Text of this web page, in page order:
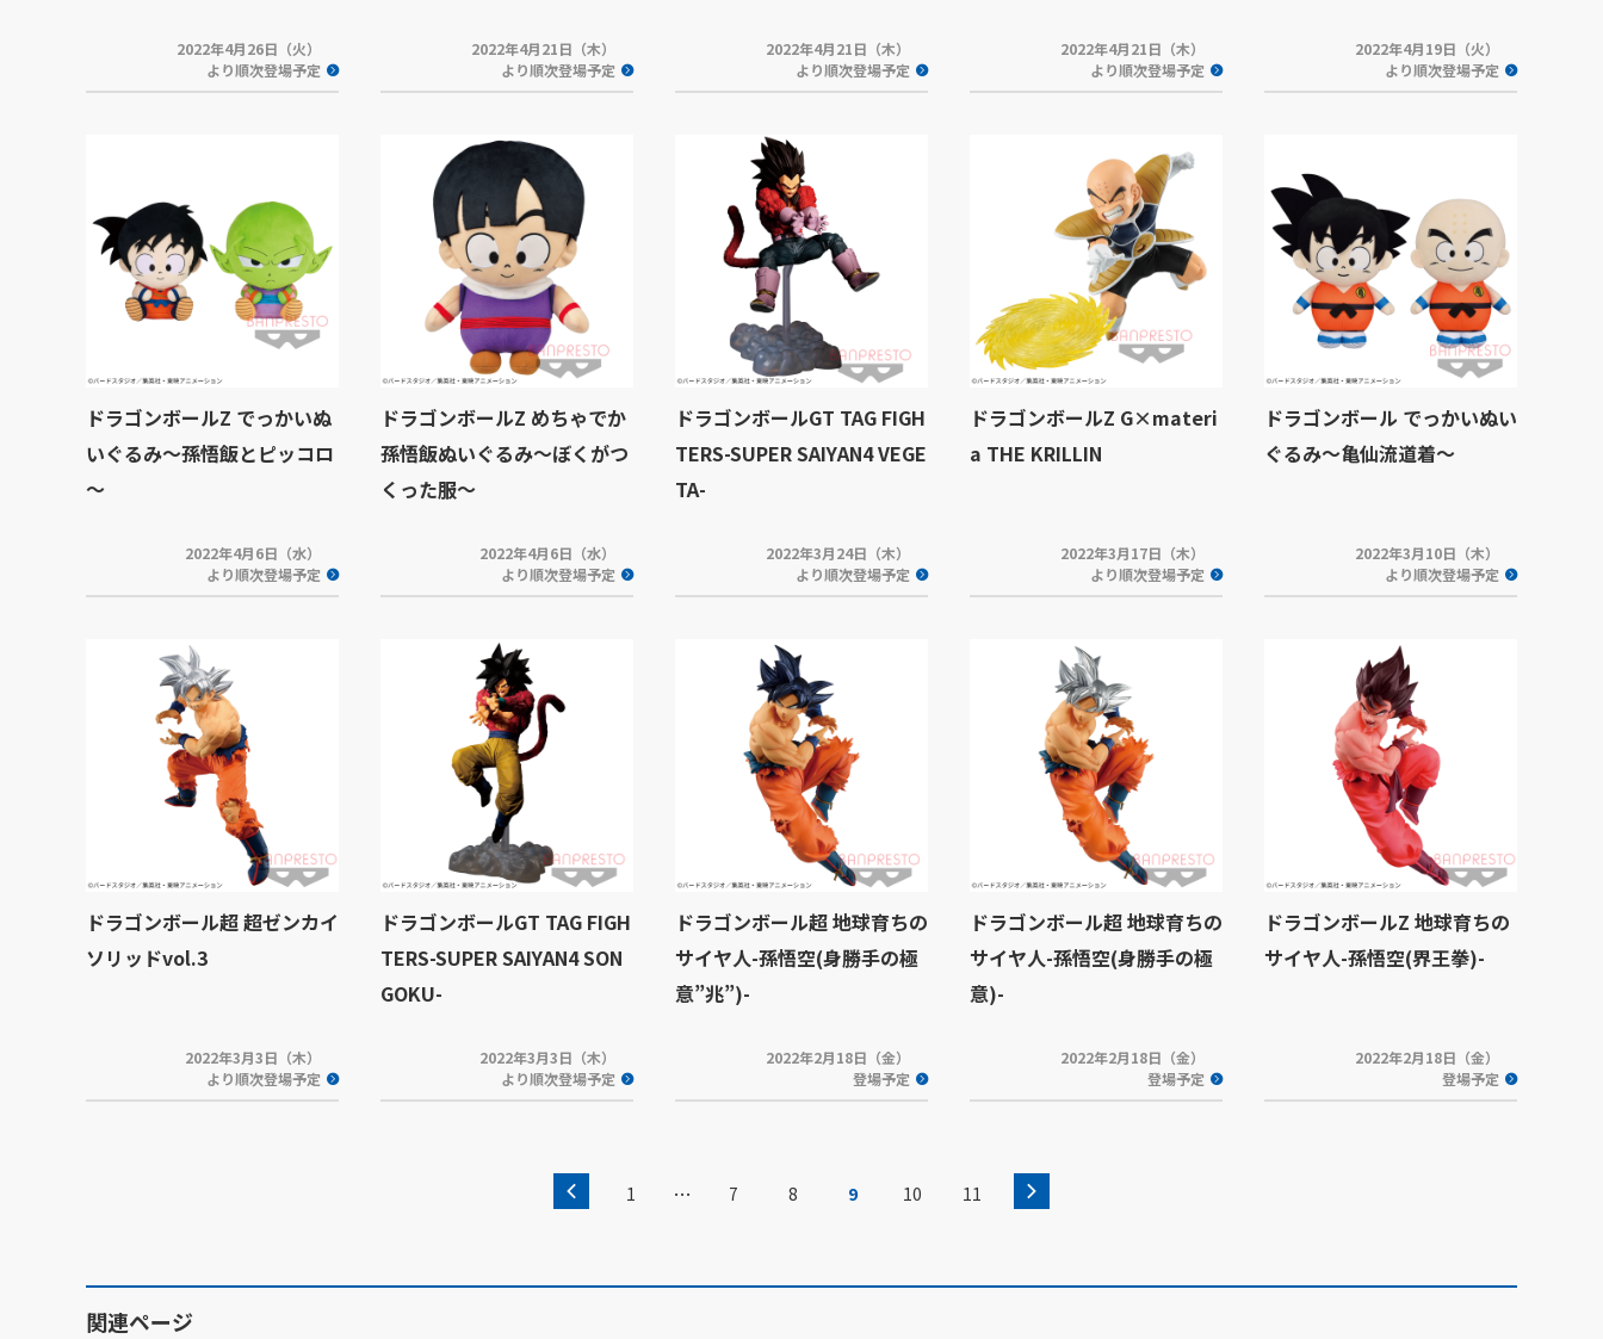
2022年4月26日（火）
より順次登場予定
2022年4月21日（木）
より順次登場予定
2022年4月21日（木）
より順次登場予定
2022年4月21日（木）
より順次登場予定
2022年4月19日（火）
より順次登場予定
ドラゴンボールZ でっかいぬ
いぐるみ～孫悟飯とピッコロ
～
2022年4月6日（水）
より順次登場予定
ドラゴンボールZ めちゃでか
孫悟飯ぬいぐるみ～ぼくがつ
くった服～
2022年4月6日（水）
より順次登場予定
ドラゴンボールGT TAG FIGH
TERS-SUPER SAIYAN4 VEGE
TA-
2022年3月24日（木）
より順次登場予定
ドラゴンボールZ G×materi
a THE KRILLIN
2022年3月17日（木）
より順次登場予定
ドラゴンボール でっかいぬい
ぐるみ～亀仙流道着～
2022年3月10日（木）
より順次登場予定
ドラゴンボール超 超ゼンカイ
ソリッドvol.3
2022年3月3日（木）
より順次登場予定
ドラゴンボールGT TAG FIGH
TERS-SUPER SAIYAN4 SON
GOKU-
2022年3月3日（木）
より順次登場予定
ドラゴンボール超 地球育ちの
サイヤ人-孫悟空(身勝手の極
意”兆”)-
2022年2月18日（金）
登場予定
ドラゴンボール超 地球育ちの
サイヤ人-孫悟空(身勝手の極
意)-
2022年2月18日（金）
登場予定
ドラゴンボールZ 地球育ちの
サイヤ人-孫悟空(界王拳)-
2022年2月18日（金）
登場予定
1 … 7 8 9 10 11
関連ページ